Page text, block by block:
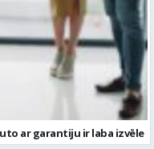
ar garantiju ir laba izvēle